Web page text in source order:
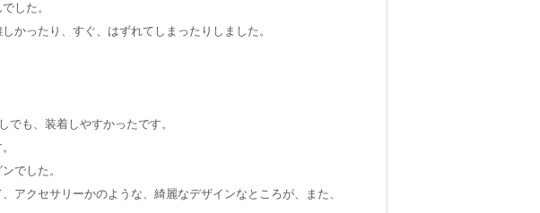
した。
かったり、すぐ、はずれてしまったりしました。
も、装着しやすかったです。
でした。
アクセサリーかのような、綺麗なデザインなところが、また、